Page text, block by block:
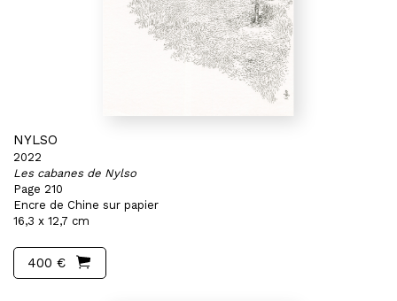
NYLSO
2022
Les cabanes de Nylso
Page 210
Encre de Chine sur papier
16,3 x 12,7 cm
400 €